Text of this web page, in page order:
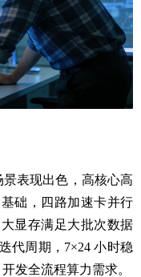
表现出色，高核心高
础，四路加速卡并行
显存满足大批次数据
代周期，7×24 小时稳
发全流程算力需求。